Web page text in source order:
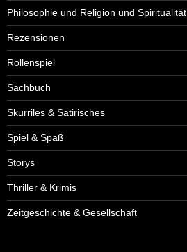
Philosophie und Religion und Spiritualität
Rezensionen
Rollenspiel
Sachbuch
Skurriles & Satirisches
Spiel & Spaß
Storys
Thriller & Krimis
Zeitgeschichte & Gesellschaft